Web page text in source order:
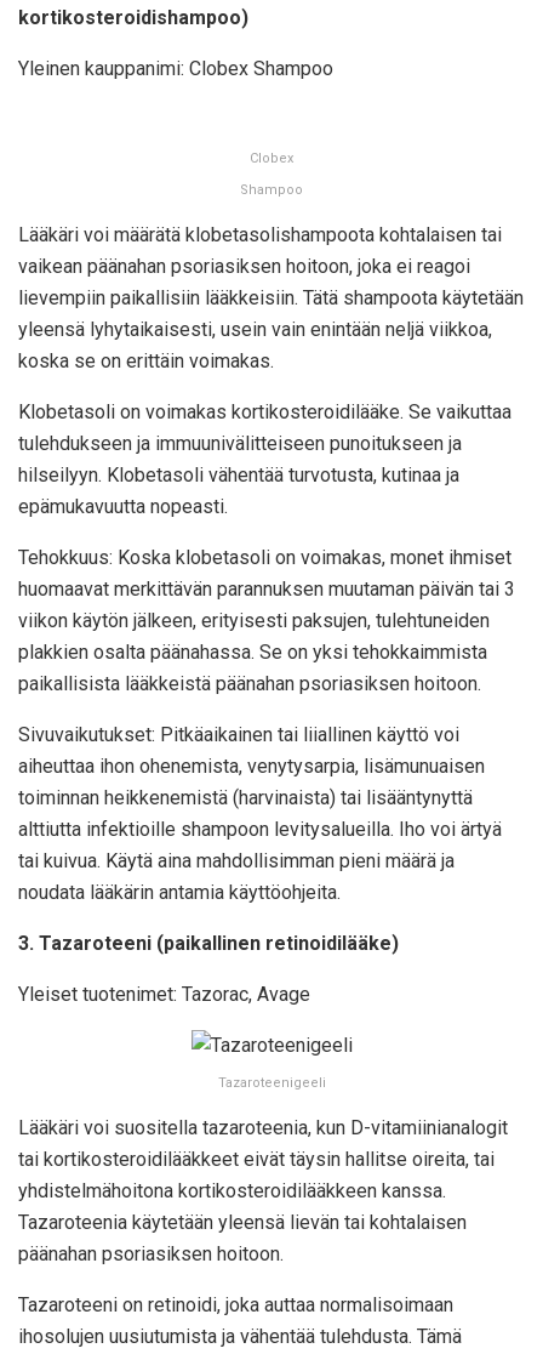
kortikosteroidishampoo)
Yleinen kauppanimi: Clobex Shampoo
Clobex
Shampoo
Lääkäri voi määrätä klobetasolishampoota kohtalaisen tai
vaikean päänahan psoriasiksen hoitoon, joka ei reagoi
lievempiin paikallisiin lääkkeisiin. Tätä shampoota käytetään
yleensä lyhytaikaisesti, usein vain enintään neljä viikkoa,
koska se on erittäin voimakas.
Klobetasoli on voimakas kortikosteroidilääke. Se vaikuttaa
tulehdukseen ja immuunivälitteiseen punoitukseen ja
hilseilyyn. Klobetasoli vähentää turvotusta, kutinaa ja
epämukavuutta nopeasti.
Tehokkuus: Koska klobetasoli on voimakas, monet ihmiset
huomaavat merkittävän parannuksen muutaman päivän tai 3
viikon käytön jälkeen, erityisesti paksujen, tulehtuneiden
plakkien osalta päänahassa. Se on yksi tehokkaimmista
paikallisista lääkkeistä päänahan psoriasiksen hoitoon.
Sivuvaikutukset: Pitkäaikainen tai liiallinen käyttö voi
aiheuttaa ihon ohenemista, venytysarpia, lisämunuaisen
toiminnan heikkenemistä (harvinaista) tai lisääntynyttä
alttiutta infektioille shampoon levitysalueilla. Iho voi ärtyä
tai kuivua. Käytä aina mahdollisimman pieni määrä ja
noudata lääkärin antamia käyttöohjeita.
3. Tazaroteeni (paikallinen retinoidilääke)
Yleiset tuotenimet: Tazorac, Avage
Tazaroteenigeeli
Lääkäri voi suositella tazaroteenia, kun D-vitamiinianalogit
tai kortikosteroidilääkkeet eivät täysin hallitse oireita, tai
yhdistelmähoitona kortikosteroidilääkkeen kanssa.
Tazaroteenia käytetään yleensä lievän tai kohtalaisen
päänahan psoriasiksen hoitoon.
Tazaroteeni on retinoidi, joka auttaa normalisoimaan
ihosolujen uusiutumista ja vähentää tulehdusta. Tämä